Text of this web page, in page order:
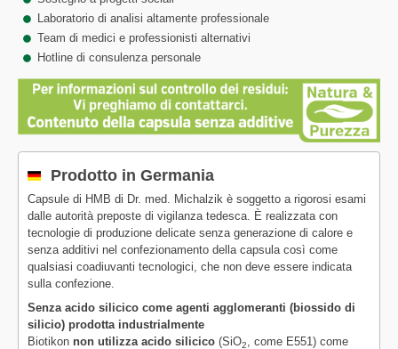
Laboratorio di analisi altamente professionale
Team di medici e professionisti alternativi
Hotline di consulenza personale
Prodotto in Germania
Capsule di HMB di Dr. med. Michalzik è soggetto a rigorosi esami
dalle autorità preposte di vigilanza tedesca. È realizzata con
tecnologie di produzione delicate senza generazione di calore e
senza additivi nel confezionamento della capsula così come
qualsiasi coadiuvanti tecnologici, che non deve essere indicata
sulla confezione.
Senza acido silicico come agenti agglomeranti (biossido di
silicio) prodotta industrialmente
Biotikon non utilizza acido silicico (SiO2, come E551) come